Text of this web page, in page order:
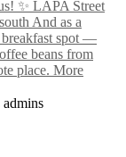
admins